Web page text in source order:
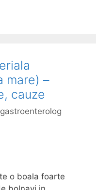
mare) –
cauze
o boala foarte